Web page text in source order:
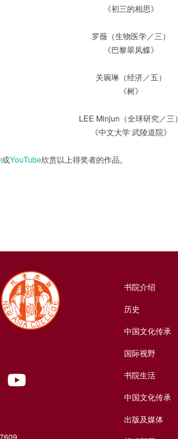
《初三的相思》
罗薇（生物医学／三）
《巴黎翠凤蝶》
关琬琳（经济／五）
《树》
LEE Minjun（全球研究／三）
《中文大学 武陵道院》
或YouTube欣赏以上得奖者的作品。
书院介绍
历史
中国文化传承
国际视野
书院生活
中国文化传承
出版及媒体